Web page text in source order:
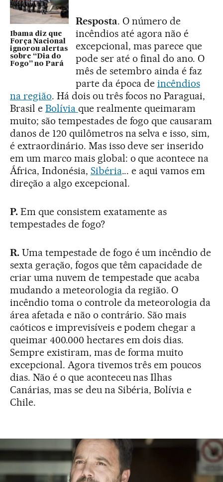
Ibama diz que
Força Nacional
ignorou alertas
sobre “Dia do
Fogo” no Pará
Resposta. O número de
incêndios até agora não é
excepcional, mas parece que
pode ser até o final do ano. O
mês de setembro ainda é faz
parte da época de incêndios
na região. Há dois ou três focos no Paraguai,
Brasil e Bolívia que realmente queimaram
muito; são tempestades de fogo que causaram
danos de 120 quilômetros na selva e isso, sim,
é extraordinário. Mas isso deve ser inserido
em um marco mais global: o que acontece na
África, Indonésia, Sibéria... e aqui vamos em
direção a algo excepcional.
P.Em que consistem exatamente as
tempestades de fogo?
R.Uma tempestade de fogo é um incêndio de
sexta geração, fogos que têm capacidade de
criar uma nuvem de tempestade que acaba
mudando a meteorologia da região. O
incêndio toma o controle da meteorologia da
área afetada e não o contrário. São mais
caóticos e imprevisíveis e podem chegar a
queimar 400.000 hectares em dois dias.
Sempre existiram, mas de forma muito
excepcional. Agora tivemos três em poucos
dias. Não é o que aconteceu nas Ilhas
Canárias, mas se deu na Sibéria, Bolívia e
Chile.